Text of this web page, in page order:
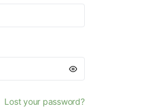
Lost your password?